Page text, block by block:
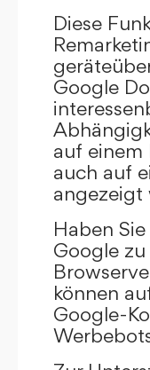
Diese
Google
auf einem
auch auf
angezeigt
Haben
Google
können
Google-